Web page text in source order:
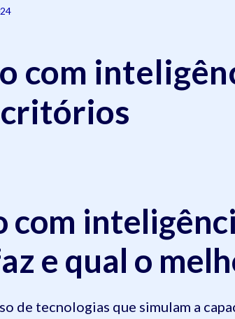
com
e qual o
tecnologias que simulam a